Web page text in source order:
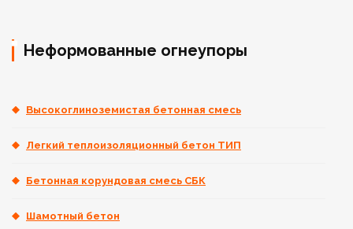
Неформованные огнеупоры
Высокоглиноземистая бетонная смесь
Легкий теплоизоляционный бетон ТИП
Бетонная корундовая смесь СБК
Шамотный бетон